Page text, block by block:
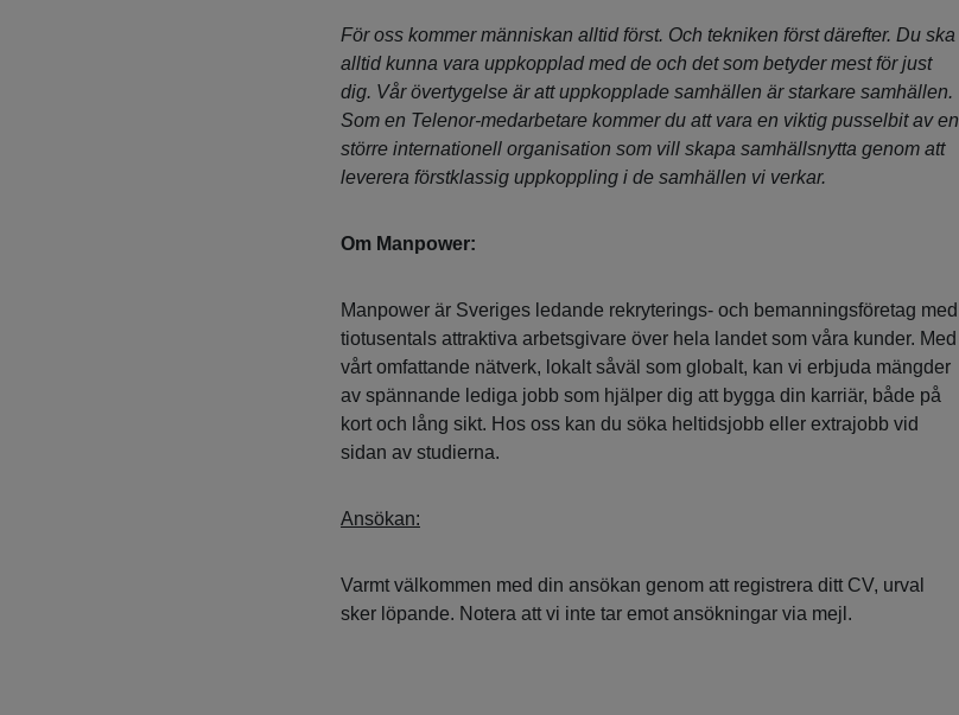
För oss kommer människan alltid först. Och tekniken först därefter. Du ska
alltid kunna vara uppkopplad med de och det som betyder mest för just
dig. Vår övertygelse är att uppkopplade samhällen är starkare samhällen.
Som en Telenor-medarbetare kommer du att vara en viktig pusselbit av en
större internationell organisation som vill skapa samhällsnytta genom att
leverera förstklassig uppkoppling i de samhällen vi verkar.
Om Manpower:
Manpower är Sveriges ledande rekryterings- och bemanningsföretag med
tiotusentals attraktiva arbetsgivare över hela landet som våra kunder. Med
vårt omfattande nätverk, lokalt såväl som globalt, kan vi erbjuda mängder
av spännande lediga jobb som hjälper dig att bygga din karriär, både på
kort och lång sikt. Hos oss kan du söka heltidsjobb eller extrajobb vid
sidan av studierna.
Ansökan:
Varmt välkommen med din ansökan genom att registrera ditt CV, urval
sker löpande. Notera att vi inte tar emot ansökningar via mejl.